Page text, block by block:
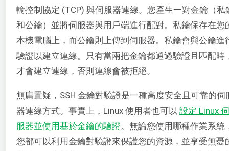
輸控制協定 (TCP) 與伺服器連線。您產生一對金鑰（私
和公鑰）並將伺服器與用戶端進行配對。私鑰保存在您
本機電腦上，而公鑰則上傳到伺服器。私鑰會與公鑰進
驗證以建立連線。只有當兩把金鑰都通過驗證且匹配時
才會建立連線，否則連線會被拒絕。
無庸置疑，SSH 金鑰對驗證是一種高度安全且可靠的伺
器連線方式。事實上，Linux 使用者也可以 設定 Linux 伺
服器並使用基於金鑰的驗證。無論您使用哪種作業系統
您都可以利用金鑰對驗證來保護您的資源，並享受無憂